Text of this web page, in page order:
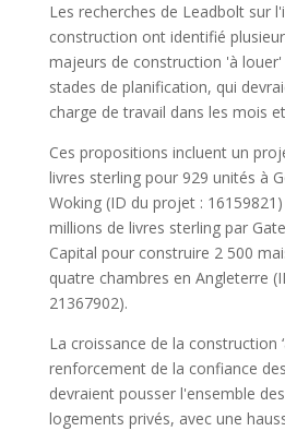
Les recherches de Leadbolt sur
construction ont identifié
majeurs de construction 'à louer'
stades de planification, qui
charge de travail dans les mois
Ces propositions incluent un
livres sterling pour 929 unités à
Woking (ID du projet :
millions de livres sterling par
Capital pour construire 2 500
quatre chambres en Angleterre
21367902).
La croissance de la construction
renforcement de la confiance
devraient pousser l'ensemble
logements privés, avec une